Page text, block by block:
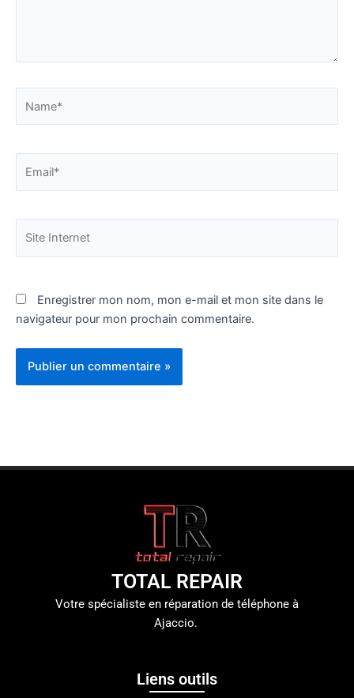
Enregistrer mon nom, mon e-mail et mon site dans le
navigateur pour mon prochain commentaire.
TOTAL REPAIR
Votre spécialiste en réparation de téléphone à
Ajaccio.
Liens outils